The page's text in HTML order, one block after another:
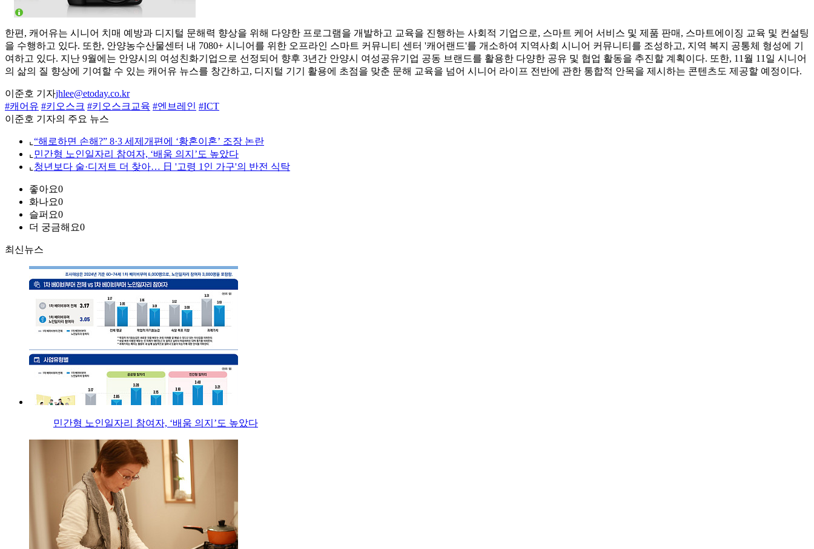
한편, 캐어유는 시니어 치매 예방과 디지털 문해력 향상을 위해 다양한 프로그램을 개발하고 교육을 진행하는 사회적 기업으로, 스마트 케어 서비스 및 제품 판매, 스마트에이징 교육 및 컨설팅
을 수행하고 있다. 또한, 안양농수산물센터 내 7080+ 시니어를 위한 오프라인 스마트 커뮤니티 센터 '캐어랜드'를 개소하여 지역사회 시니어 커뮤니티를 조성하고, 지역 복지 공통체 형성에 기
여하고 있다. 지난 9월에는 안양시의 여성친화기업으로 선정되어 향후 3년간 안양시 여성공유기업 공동 브랜드를 활용한 다양한 공유 및 협업 활동을 추진할 계획이다. 또한, 11월 11일 시니어
의 삶의 질 향상에 기여할 수 있는 캐어유 뉴스를 창간하고, 디지털 기기 활용에 초점을 맞춘 문해 교육을 넘어 시니어 라이프 전반에 관한 통합적 안목을 제시하는 콘텐츠도 제공할 예정이다.
이준호 기자jhlee@etoday.co.kr
#캐어유 #키오스크 #키오스크교육 #엔브레인 #ICT
이준호 기자의 주요 뉴스
⌞ “해로하면 손해?” 8·3 세제개편에 ‘황혼이혼’ 조장 논란
⌞ 민간형 노인일자리 참여자, ‘배움 의지’도 높았다
⌞ 청년보다 술·디저트 더 찾아… 日 '고령 1인 가구'의 반전 식탁
좋아요0
화나요0
슬퍼요0
더 궁금해요0
최신뉴스
민간형 노인일자리 참여자, ‘배움 의지’도 높았다